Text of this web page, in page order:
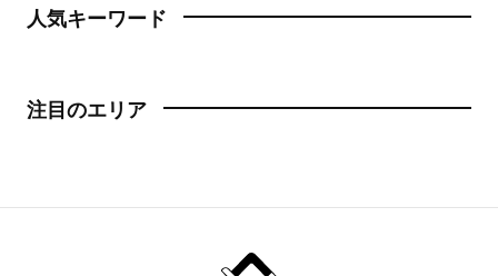
人気キーワード
注目のエリア